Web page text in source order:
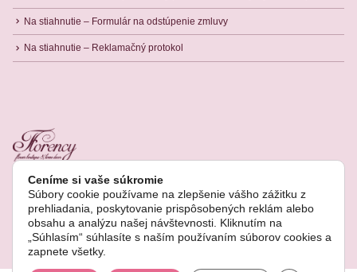
Na stiahnutie – Formulár na odstúpenie zmluvy
Na stiahnutie – Reklamačný protokol
© Copyright 2022. Všetky práva vyhradené.
Ceníme si vaše súkromie
Súbory cookie používame na zlepšenie vášho zážitku z
prehliadania, poskytovanie prispôsobených reklám alebo
obsahu a analýzu našej návštevnosti. Kliknutím na
„Súhlasím“ súhlasíte s naším používaním súborov cookies a
zapnete všetky.